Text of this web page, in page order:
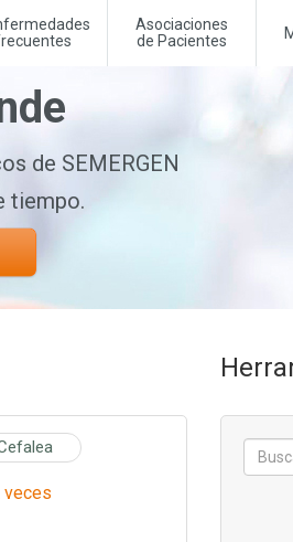
Asociaciones
de Pacientes
de SEMERGEN
tiempo.
veces